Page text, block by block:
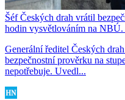
Šéf Českých drah vrátil
hodin vysvětlováním na
Generální ředitel Českých
bezpečnostní prověrku na
nepotřebuje. Uvedl...